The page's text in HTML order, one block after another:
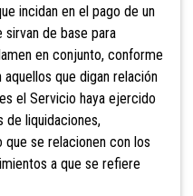
incidan en el pago de un
de base para
en conjunto, conforme
que digan relación
el Servicio haya ejercido
de liquidaciones,
se relacionen con los
a que se refiere